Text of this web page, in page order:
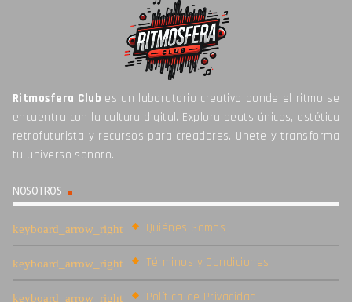
Ritmosfera Club es un laboratorio creativo donde el ritmo se
encuentra con la cultura digital. Explora beats únicos, estética
retrofuturista y recursos para creadores. Unete y transforma
tu universo sonoro.
NOSOTROS
Quiénes Somos
Términos y Condiciones
Política de Privacidad